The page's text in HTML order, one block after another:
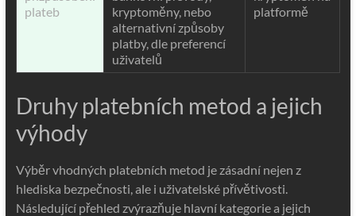
plateb
kryptoměny, nebo
alternativní způsoby
platby, dle preferencí
uživatelů
platformě
Druhy platebních metod a jejich
výhody
Výběr vhodných platebních metod je zásadní nejen z
hlediska bezpečnosti, ale i uživatelské přívětivosti.
Následující přehled zvýrazňuje hlavní kategorie a jejich